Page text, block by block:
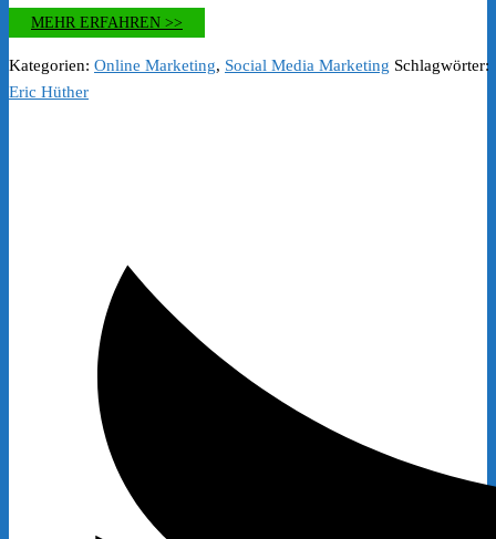
MEHR ERFAHREN >>
Kategorien: Online Marketing, Social Media Marketing Schlagwörter:
Eric Hüther